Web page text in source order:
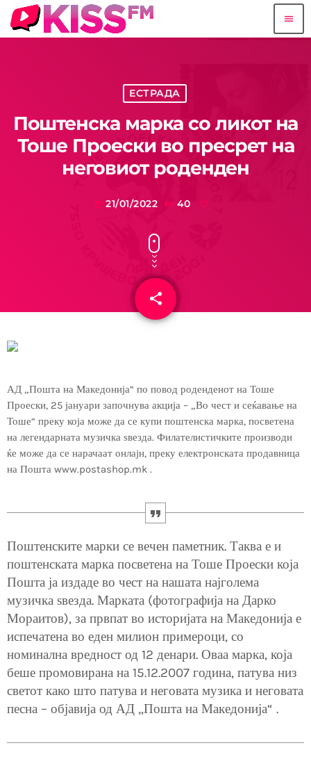
menu
ЕСТРАДА
Поштенска марка со ликот на
Тоше Проески во пресрет на
неговиот роденден
today 21/01/2022 40
share
email
АД „Пошта на Македонија“ по повод роденденот на Тоше
Проески, 25 јануари започнува акција – „Во чест и сеќавање на
Тоше“ преку која може да се купи поштенска марка, посветена
на легендарната музичка ѕвезда. Филателистичките производи
ќе може да се нарачаат онлајн, преку електронската продавница
на Пошта www.postashop.mk .
Поштенските марки се вечен паметник. Таква е и
поштенската марка посветена на Тоше Проески која
Пошта ја издаде во чест на нашата најголема
музичка ѕвезда. Марката (фотографија на Дарко
Мораитов), за првпат во историјата на Македонија е
испечатена во еден милион примероци, со
номинална вредност од 12 денари. Оваа марка, која
беше промовирана на 15.12.2007 година, патува низ
светот како што патува и неговата музика и неговата
песна – објавија од АД „Пошта на Македонија“ .